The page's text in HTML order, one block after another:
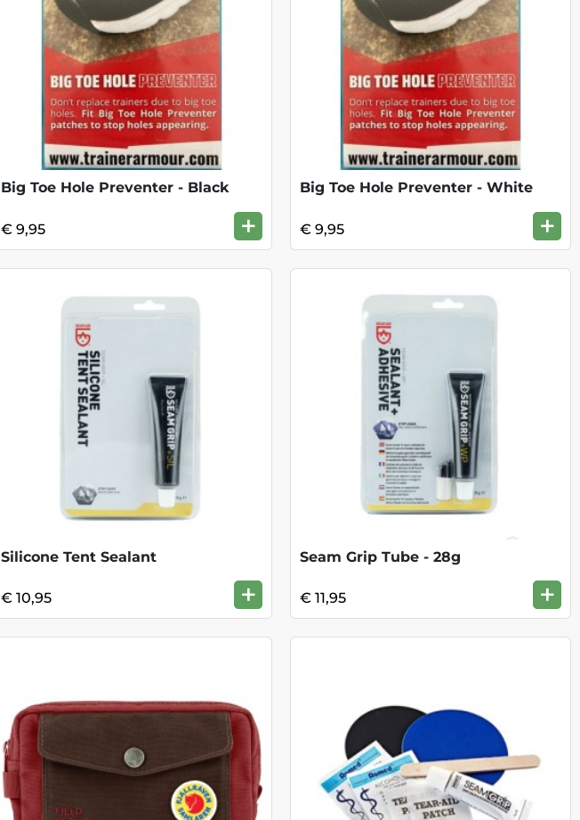
Big Toe Hole Preventer - Black
€ 9,95 +
Big Toe Hole Preventer - White
€ 9,95 +
Silicone Tent Sealant
€ 10,95 +
Seam Grip Tube - 28g
€ 11,95 +